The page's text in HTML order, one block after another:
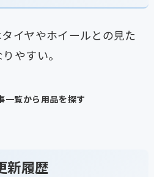
イヤやホイールとの見た
やすい。
一覧から用品を探す
新履歴